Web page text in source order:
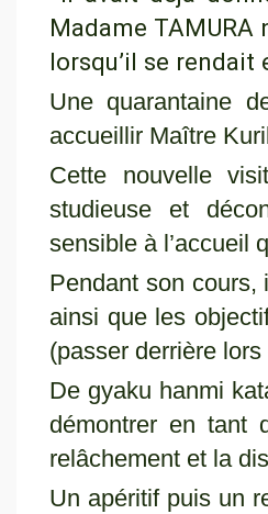
Madame TAMURA
lorsqu’il se rendait
Une quarantaine
accueillir Maître
Cette nouvelle
studieuse et
sensible à l’accueil
Pendant son cours,
ainsi que les
(passer derrière
De gyaku hanmi
démontrer en tant
relâchement et la
Un apéritif puis un